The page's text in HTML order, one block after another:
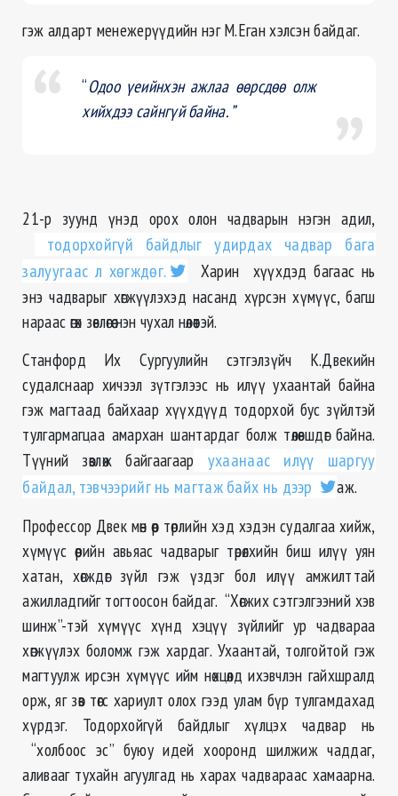
гэж алдарт менежерүүдийн нэг М.Еган хэлсэн байдаг.
“Одоо үеийнхэн ажлаа өөрсдөө олж
хийхдээ сайнгүй байна. ”
21-р зуунд үнэд орох олон чадварын нэгэн адил,
тодорхойгүй байдлыг удирдах чадвар бага
залуугаас л хөгждөг.
Харин хүүхдэд багаас нь
энэ чадварыг хөгжүүлэхэд насанд хүрсэн хүмүүс, багш
нараас өгөх зөвлөгөө нэн чухал нөлөөтэй.
Станфорд Их Сургуулийн сэтгэлзүйч К.Двекийн
судалснаар хичээл зүтгэлээс нь илүү ухаантай байна
гэж магтаад байхаар хүүхдүүд тодорхой бус зүйлтэй
тулгармагцаа амархан шантардаг болж төлөвшдөг байна.
Түүний зөвлөж байгаагаар ухаанаас илүү шаргуу
байдал, тэвчээрийг нь магтаж байх нь дээр
аж.
Профессор Двек мөн өөр төрлийн хэд хэдэн судалгаа хийж,
хүмүүс өөрийн авьяас чадварыг төрөлхийн биш илүү уян
хатан, хөгждөг зүйл гэж үздэг бол илүү амжилттай
ажилладгийг тогтоосон байдаг. “Хөгжих сэтгэлгээний хэв
шинж”-тэй хүмүүс хүнд хэцүү зүйлийг ур чадвараа
хөгжүүлэх боломж гэж хардаг. Ухаантай, толгойтой гэж
магтуулж ирсэн хүмүүс ийм нөхцөлд ихэвчлэн гайхшралд
орж, яг зөв төгс хариулт олох гээд улам бүр тулгамдахад
хүрдэг. Тодорхойгүй байдлыг хүлцэх чадвар нь
“холбоос эс” буюу идей хооронд шилжиж чаддаг,
аливааг тухайн агуулгад нь харах чадвараас хамаарна.